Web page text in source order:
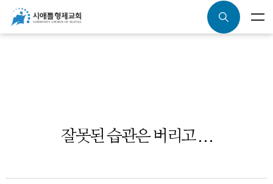
잘못된 습관은 버리고 . . .